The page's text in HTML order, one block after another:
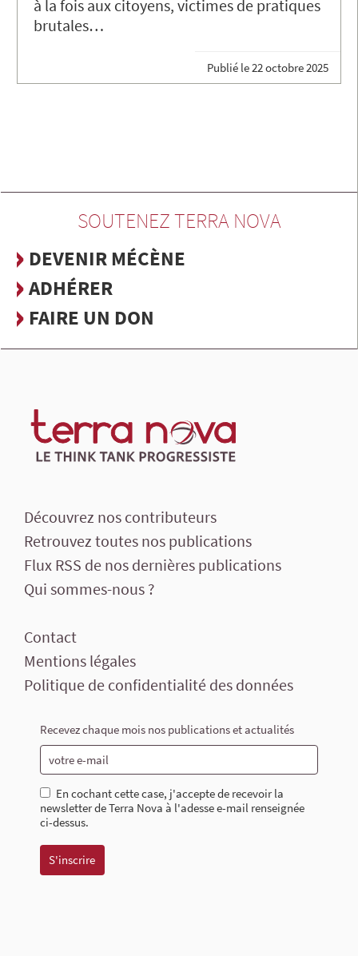
à la fois aux citoyens, victimes de pratiques
brutales…
Publié le22 octobre 2025
SOUTENEZ TERRA NOVA
DEVENIR MÉCÈNE
ADHÉRER
FAIRE UN DON
Découvrez nos contributeurs
Retrouvez toutes nos publications
Flux RSS de nos dernières publications
Qui sommes-nous ?
Contact
Mentions légales
Politique de confidentialité des données
Recevez chaque mois nos publications et actualités
En cochant cette case, j'accepte de recevoir la
newsletter de Terra Nova à l'adesse e-mail renseignée
ci-dessus.